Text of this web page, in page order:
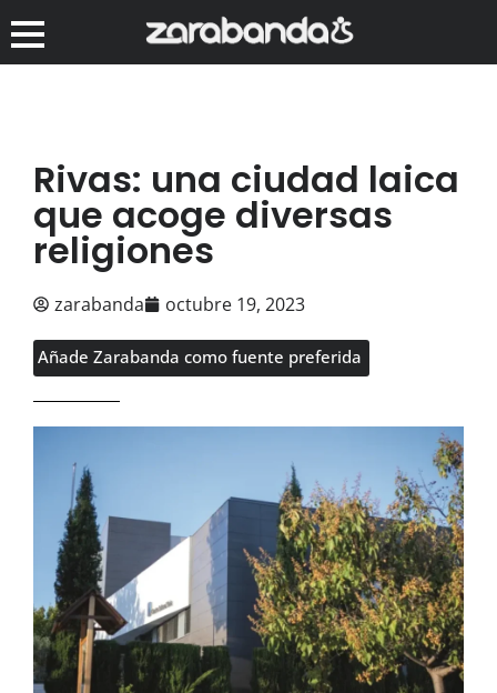
Rivas: una ciudad laica
que acoge diversas
religiones
zarabanda octubre 19, 2023
Añade Zarabanda como fuente preferida